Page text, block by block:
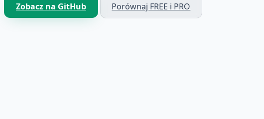
Zobacz na GitHub Porównaj FREE i PRO